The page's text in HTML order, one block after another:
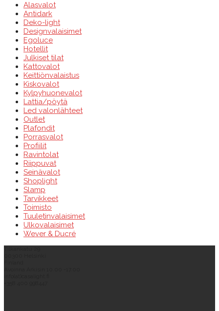
Alasvalot
Antidark
Deko-light
Designvalaisimet
Egoluce
Hotellit
Julkiset tilat
Kattovalot
Keittiönvalaistus
Kiskovalot
Kylpyhuonevalot
Lattia/pöytä
Led valonlähteet
Outlet
Plafondit
Porrasvalot
Profiilit
Ravintolat
Riippuvat
Seinävalot
Shoplight
Slamp
Tarvikkeet
Toimisto
Tuuletinvalaisimet
Ulkovalaisimet
Wever & Ducré